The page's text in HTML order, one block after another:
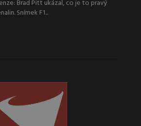
Brad Pitt ukázal, co je to pravý
Snímek F1...